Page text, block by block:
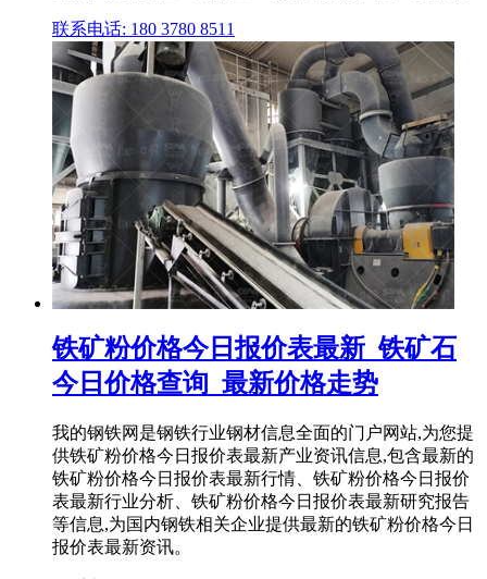
联系电话: 180 3780 8511
铁矿粉价格今日报价表最新_铁矿石
今日价格查询_最新价格走势
我的钢铁网是钢铁行业钢材信息全面的门户网站,为您提
供铁矿粉价格今日报价表最新产业资讯信息,包含最新的
铁矿粉价格今日报价表最新行情、铁矿粉价格今日报价
表最新行业分析、铁矿粉价格今日报价表最新研究报告
等信息,为国内钢铁相关企业提供最新的铁矿粉价格今日
报价表最新资讯。